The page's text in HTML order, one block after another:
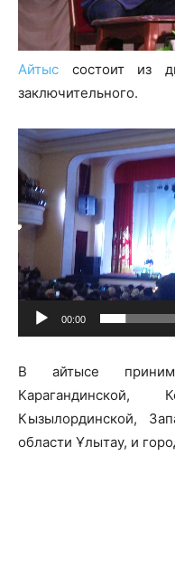
Айтыс состоит из
заключительного.
д
е
о
п
л
е
00:00
В айтысе
Карагандинской,
Кызылординской,
области Ұлытау, и